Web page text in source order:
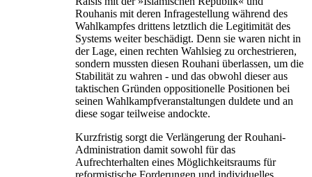
Rouhanis mit deren Infragestellung während des
Wahlkampfes drittens letztlich die Legitimität des
Systems weiter beschädigt. Denn sie waren nicht in
der Lage, einen rechten Wahlsieg zu orchestrieren,
sondern mussten diesen Rouhani überlassen, um die
Stabilität zu wahren - und das obwohl dieser aus
taktischen Gründen oppositionelle Positionen bei
seinen Wahlkampfveranstaltungen duldete und an
diese sogar teilweise andockte.
Kurzfristig sorgt die Verlängerung der Rouhani-
Administration damit sowohl für das
Aufrechterhalten eines Möglichkeitsraums für
reformistische Forderungen und individuelles